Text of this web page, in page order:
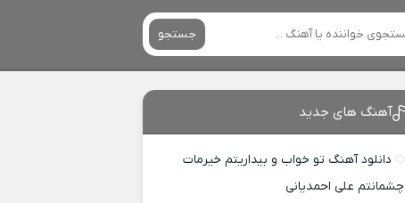
جستجو
آهنگ های جدید
دانلود آهنگ تو خواب و بیداریتم خیرمات
چشمانتم علی احمدیانی